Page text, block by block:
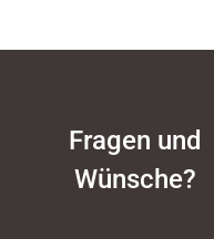
Fragen und
Wünsche?